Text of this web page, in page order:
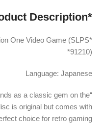
*Product Description:*
One Video Game (SLPS
91210)*
Language: Japanese
as a classic gem on the
is original but comes with
choice for retro gaming